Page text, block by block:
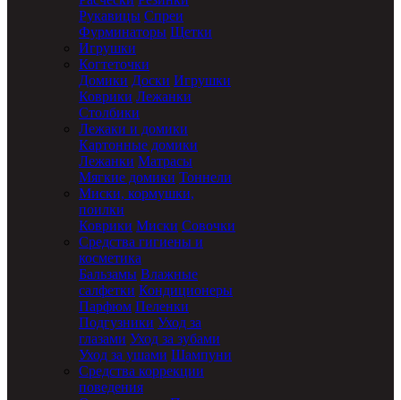
Рукавицы Спреи
Фурминаторы Щетки
Игрушки
Когтеточки
Домики Доски Игрушки
Коврики Лежанки
Столбики
Лежаки и домики
Картонные домики
Лежанки Матрасы
Мягкие домики Тоннели
Миски, кормушки,
поилки
Коврики Миски Совочки
Средства гигиены и
косметика
Бальзамы Влажные
салфетки Кондиционеры
Парфюм Пеленки
Подгузники Уход за
глазами Уход за зубами
Уход за ушами Шампуни
Средства коррекции
поведения